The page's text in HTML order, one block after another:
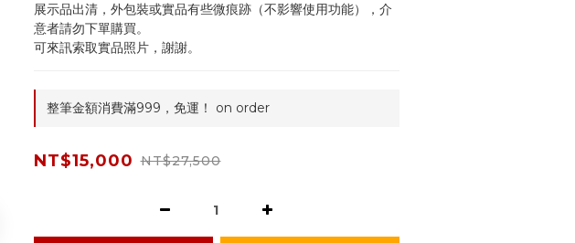
展示品出清，外包裝或實品有些微痕跡（不影響使用功能），介
意者請勿下單購買。
可來訊索取實品照片，謝謝。
整筆金額消費滿999，免運！ on order
NT$15,000 NT$27,500